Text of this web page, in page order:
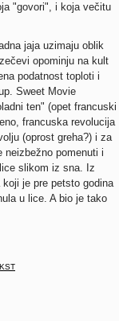
"govori", i koja večitu
jaja uzimaju oblik
opominju na kult
podatnost toploti i
Sweet Movie
ten" (opet francuski
francuska revolucija
(oprost greha?) i za
neizbežno pomenuti i
slikom iz sna. Iz
je pre petsto godina
u lice. A bio je tako